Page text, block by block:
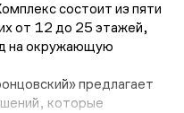
состоит из пяти
от 12 до 25 этажей,
на окружающую
предлагает
которые